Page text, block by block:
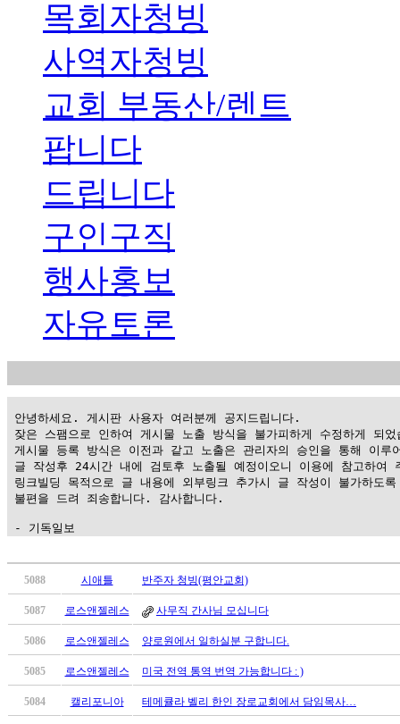
목회자청빙
사역자청빙
교회 부동산/렌트
팝니다
드립니다
구인구직
행사홍보
자유토론
안녕하세요. 게시판 사용자 여러분께 공지드립니다.
잦은 스팸으로 인하여 게시물 노출 방식을 불가피하게 수정하게 되었
게시물 등록 방식은 이전과 같고 노출은 관리자의 승인을 통해 이루
글 작성후 24시간 내에 검토후 노출될 예정이오니 이용에 참고하여
링크빌딩 목적으로 글 내용에 외부링크 추가시 글 작성이 불가하도
불편을 드려 죄송합니다. 감사합니다.
- 기독일보
만
꼴
5088 시애틀 반주자 청빙(평안교회)
5087 로스앤젤레스 사무직 간사님 모십니다
5086 로스앤젤레스 양로원에서 일하실분 구합니다.
5085 로스앤젤레스 미국 전역 통역 번역 가능합니다 : )
5084 캘리포니아 테메큘라 벨리 한인 장로교회에서 담임목사…